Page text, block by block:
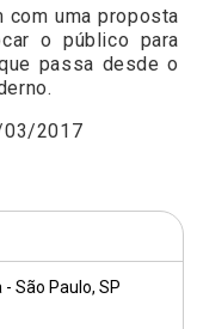
- São Paulo, SP
com uma proposta
o público para
passa desde o
2017